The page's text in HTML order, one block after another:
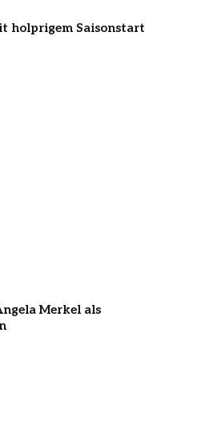
holprigem Saisonstart
Merkel als